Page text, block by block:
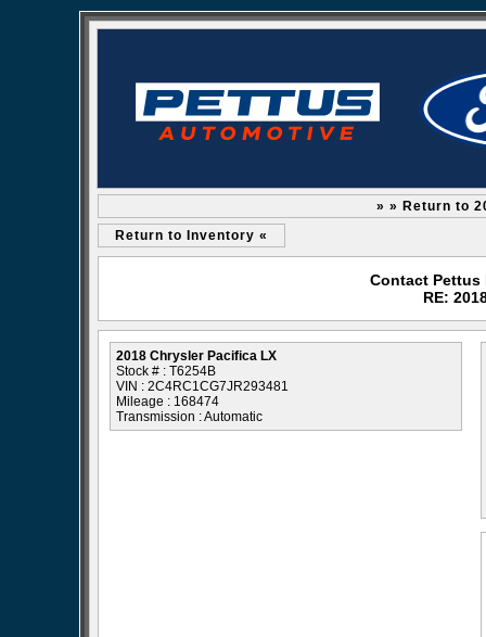
» » Return to
Return to Inventory «
Contact Pettus
RE:
2018 Chrysler Pacifica LX
Stock # : T6254B
VIN : 2C4RC1CG7JR293481
Mileage : 168474
Transmission : Automatic